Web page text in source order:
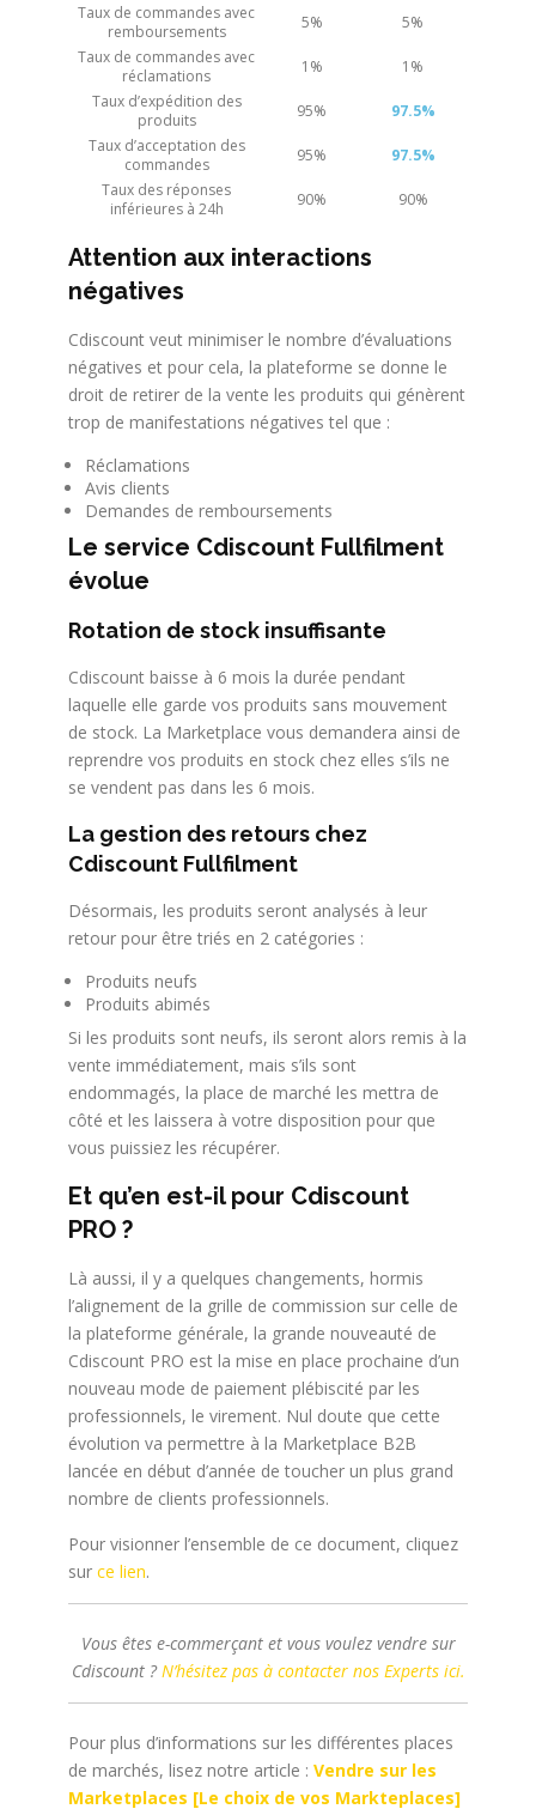
Taux de commandes avec
remboursements
5%
5%
Taux de commandes avec
réclamations
1%
1%
Taux d’expédition des
produits
95%
97.5%
Taux d’acceptation des
commandes
95%
97.5%
Taux des réponses
inférieures à 24h
90% 90%
Attention aux interactions
négatives
Cdiscount veut minimiser le nombre d’évaluations
négatives et pour cela, la plateforme se donne le
droit de retirer de la vente les produits qui génèrent
trop de manifestations négatives tel que :
Réclamations
Avis clients
Demandes de remboursements
Le service Cdiscount Fullfilment
évolue
Rotation de stock insuffisante
Cdiscount baisse à 6 mois la durée pendant
laquelle elle garde vos produits sans mouvement
de stock. La Marketplace vous demandera ainsi de
reprendre vos produits en stock chez elles s’ils ne
se vendent pas dans les 6 mois.
La gestion des retours chez
Cdiscount Fullfilment
Désormais, les produits seront analysés à leur
retour pour être triés en 2 catégories :
Produits neufs
Produits abimés
Si les produits sont neufs, ils seront alors remis à la
vente immédiatement, mais s’ils sont
endommagés, la place de marché les mettra de
côté et les laissera à votre disposition pour que
vous puissiez les récupérer.
Et qu’en est-il pour Cdiscount
PRO ?
Là aussi, il y a quelques changements, hormis
l’alignement de la grille de commission sur celle de
la plateforme générale, la grande nouveauté de
Cdiscount PRO est la mise en place prochaine d’un
nouveau mode de paiement plébiscité par les
professionnels, le virement. Nul doute que cette
évolution va permettre à la Marketplace B2B
lancée en début d’année de toucher un plus grand
nombre de clients professionnels.
Pour visionner l’ensemble de ce document, cliquez
surce lien.
Vous êtes e-commerçant et vous voulez vendre sur
Cdiscount ?N’hésitez pas à contacter nos Experts ici.
Pour plus d’informations sur les différentes places
de marchés, lisez notre article :Vendre sur les
Marketplaces [Le choix de vos Markteplaces]